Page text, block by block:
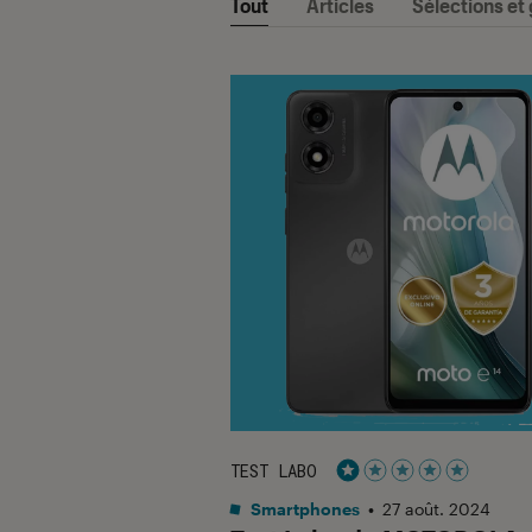
TEST LABO
Noté 1 étoiles sur 5
Smartphones • 27 août. 2024